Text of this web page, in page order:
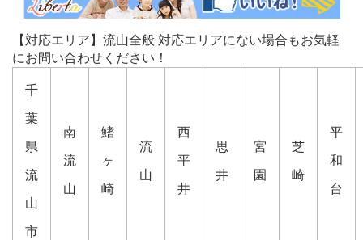
【対応エリア】流山全般 対応エリアにない場合もお気軽
にお問い合わせください！
千
葉
県
流
山
市
南
流
山
鰭
ヶ
崎
流
山
西
平
井
思
井
宮
園
芝
崎
平
和
台